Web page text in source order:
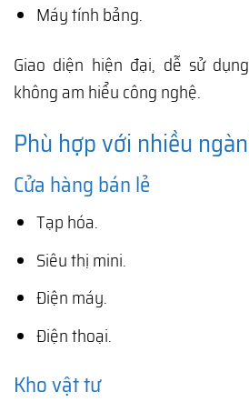
Máy tính bảng.
Giao diện hiện đại, dễ sử
không am hiểu công nghệ.
Phù hợp với nhiều
Cửa hàng bán lẻ
Tạp hóa.
Siêu thị mini.
Điện máy.
Điện thoại.
Kho vật tư